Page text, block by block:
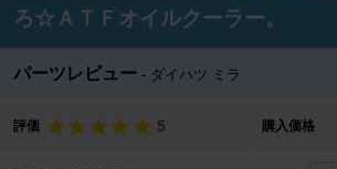
ろ☆ＡＴＦオイルクーラー。
パーツレビュー ダイハツ ミラ
評価 5 購入価格